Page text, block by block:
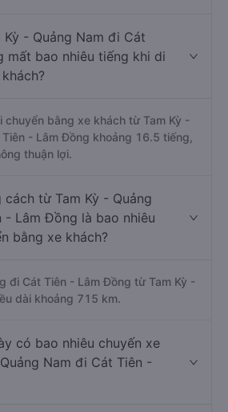
Kỳ - Quảng Nam đi Cát
mất bao nhiêu tiếng khi di
chuyển bằng xe khách từ Tam Kỳ -
- Lâm Đồng khoảng 16.5 tiếng,
thuận lợi.
cách từ Tam Kỳ - Quảng
- Lâm Đồng là bao nhiêu
bằng xe khách?
đi Cát Tiên - Lâm Đồng từ Tam Kỳ -
dài khoảng 715 km.
có bao nhiêu chuyến xe
Nam đi Cát Tiên -